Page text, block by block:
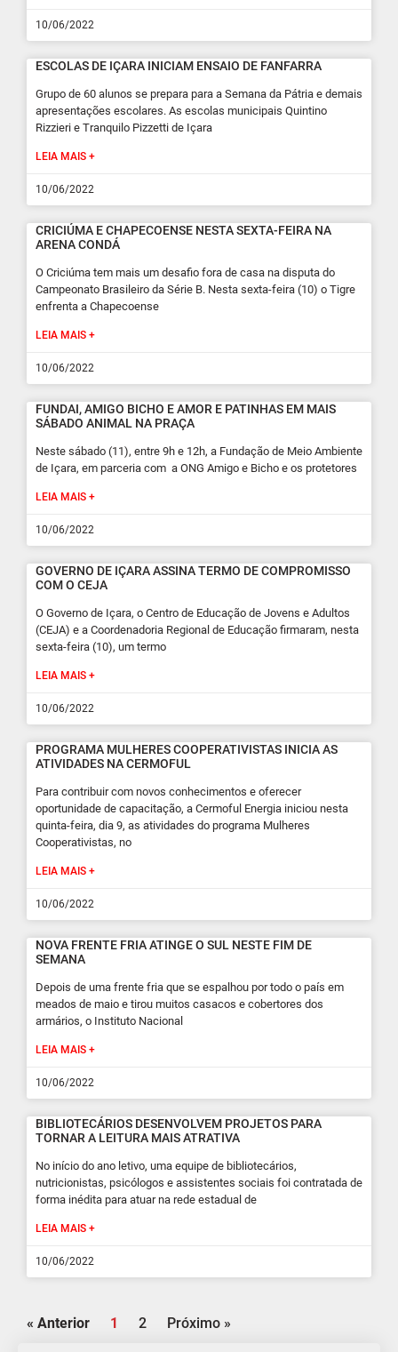
10/06/2022
ESCOLAS DE IÇARA INICIAM ENSAIO DE FANFARRA
Grupo de 60 alunos se prepara para a Semana da Pátria e demais
apresentações escolares. As escolas municipais Quintino
Rizzieri e Tranquilo Pizzetti de Içara
LEIA MAIS +
10/06/2022
CRICIÚMA E CHAPECOENSE NESTA SEXTA-FEIRA NA
ARENA CONDÁ
O Criciúma tem mais um desafio fora de casa na disputa do
Campeonato Brasileiro da Série B. Nesta sexta-feira (10) o Tigre
enfrenta a Chapecoense
LEIA MAIS +
10/06/2022
FUNDAI, AMIGO BICHO E AMOR E PATINHAS EM MAIS
SÁBADO ANIMAL NA PRAÇA
Neste sábado (11), entre 9h e 12h, a Fundação de Meio Ambiente
de Içara, em parceria com a ONG Amigo e Bicho e os protetores
LEIA MAIS +
10/06/2022
GOVERNO DE IÇARA ASSINA TERMO DE COMPROMISSO
COM O CEJA
O Governo de Içara, o Centro de Educação de Jovens e Adultos
(CEJA) e a Coordenadoria Regional de Educação firmaram, nesta
sexta-feira (10), um termo
LEIA MAIS +
10/06/2022
PROGRAMA MULHERES COOPERATIVISTAS INICIA AS
ATIVIDADES NA CERMOFUL
Para contribuir com novos conhecimentos e oferecer
oportunidade de capacitação, a Cermoful Energia iniciou nesta
quinta-feira, dia 9, as atividades do programa Mulheres
Cooperativistas, no
LEIA MAIS +
10/06/2022
NOVA FRENTE FRIA ATINGE O SUL NESTE FIM DE
SEMANA
Depois de uma frente fria que se espalhou por todo o país em
meados de maio e tirou muitos casacos e cobertores dos
armários, o Instituto Nacional
LEIA MAIS +
10/06/2022
BIBLIOTECÁRIOS DESENVOLVEM PROJETOS PARA
TORNAR A LEITURA MAIS ATRATIVA
No início do ano letivo, uma equipe de bibliotecários,
nutricionistas, psicólogos e assistentes sociais foi contratada de
forma inédita para atuar na rede estadual de
LEIA MAIS +
10/06/2022
« Anterior 1 2 Próximo »